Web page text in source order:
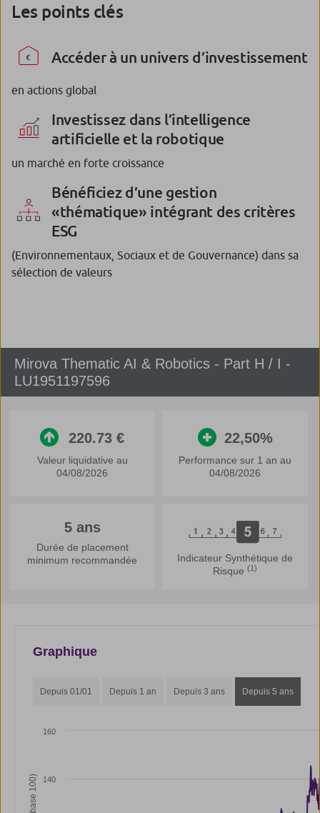
Les points clés
Accéder à un univers d’investissement
en actions global
Investissez dans l’intelligence
artificielle et la robotique
un marché en forte croissance
Bénéficiez d’une gestion
«thématique» intégrant des critères
ESG
(Environnementaux, Sociaux et de Gouvernance) dans sa
sélection de valeurs